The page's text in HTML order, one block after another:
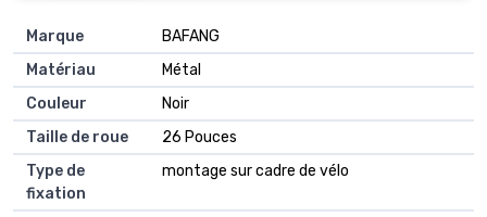
Marque
BAFANG
Matériau
Métal
Couleur
Noir
Taille de roue
26 Pouces
Type de
fixation
montage sur cadre de vélo